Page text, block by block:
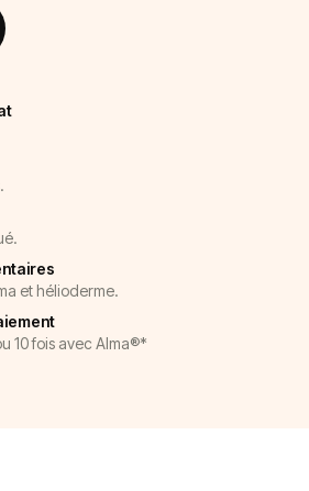
et hélioderme.
10 fois avec Alma®*